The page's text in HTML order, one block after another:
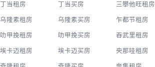
丁当租房 丁当买房 三攀他旺租房
乌隆素租房 乌隆素买房 乍都节租房
叻甲挽租房 叻甲挽买房 吞武里租房
埃卡迈租房 埃卡迈买房 央那哇租房